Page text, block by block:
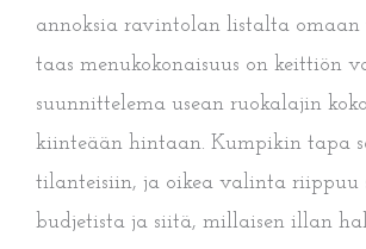
annoksia ravintolan listalta
taas menukokonaisuus on keittiön
suunnittelema usean ruokalajin
kiinteään hintaan. Kumpikin tapa
tilanteisiin, ja oikea valinta riippuu
budjetista ja siitä, millaisen illan